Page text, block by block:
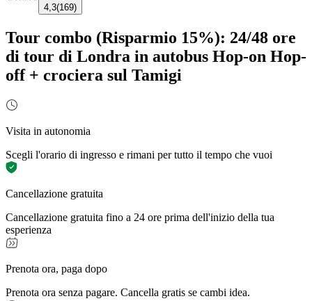
4,3(169)
Tour combo (Risparmio 15%): 24/48 ore
di tour di Londra in autobus Hop-on Hop-
off + crociera sul Tamigi
Visita in autonomia
Scegli l'orario di ingresso e rimani per tutto il tempo che vuoi
Cancellazione gratuita
Cancellazione gratuita fino a 24 ore prima dell'inizio della tua
esperienza
Prenota ora, paga dopo
Prenota ora senza pagare. Cancella gratis se cambi idea.